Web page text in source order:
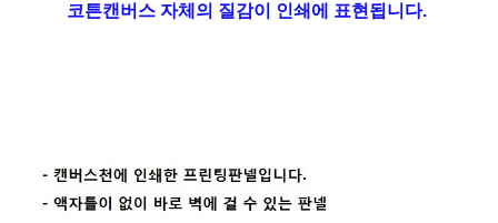
코튼캔버스 자체의 질감이 인쇄에 표현됩니다.